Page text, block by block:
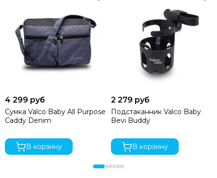
4 299 руб
Сумка Valco Baby All Purpose
Caddy Denim
В корзину
2 279 руб
Подстаканник Valco Baby
Bevi Buddy
В корзину